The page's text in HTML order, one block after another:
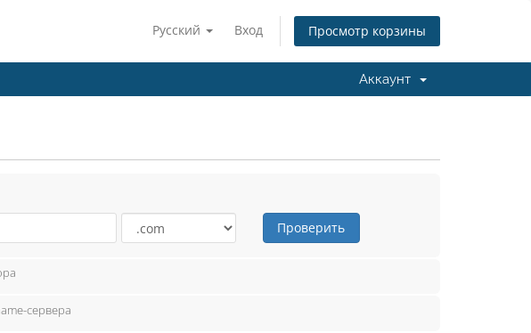
Русский Вход Просмотр корзины
Аккаунт
Проверить
сервера